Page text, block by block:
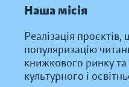
Наша місія
Реалізація
популяризацію
книжкового ринку
культурного і